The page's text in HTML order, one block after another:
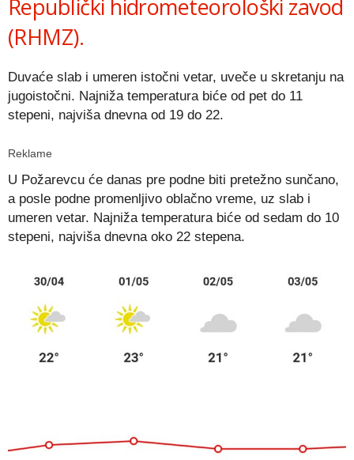
Republički hidrometeorološki zavod
(RHMZ).
Duvaće slab i umeren istočni vetar, uveče u skretanju na
jugoistočni. Najniža temperatura biće od pet do 11
stepeni, najviša dnevna od 19 do 22.
Reklame
U Požarevcu će danas pre podne biti pretežno sunčano,
a posle podne promenljivo oblačno vreme, uz slab i
umeren vetar. Najniža temperatura biće od sedam do 10
stepeni, najviša dnevna oko 22 stepena.